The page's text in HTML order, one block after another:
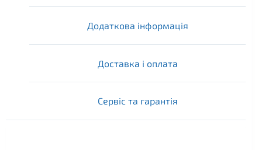
Додаткова інформація
Доставка і оплата
Сервіс та гарантія